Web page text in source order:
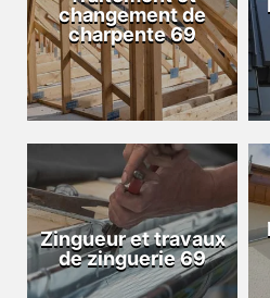
changement de
charpente 69
Zingueur et travaux
de zinguerie 69